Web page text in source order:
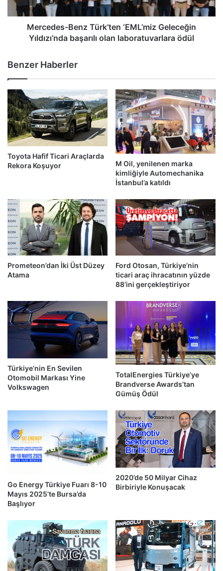
olan
laboratuvarlara
Mercedes-Benz Türk’ten ‘EML’miz Geleceğin
Yıldızı’nda başarılı olan laboratuvarlara ödül
Benzer Haberler
Toyota Hafif Ticari Araçlarda
Rekora Koşuyor
M Oil, yenilenen marka
kimliğiyle Automechanika
İstanbul’a katıldı
Prometeon’dan İki Üst Düzey
Atama
Ford Otosan, Türkiye’nin
ticari araç ihracatının yüzde
88’ini gerçekleştiriyor
Türkiye’nin En Sevilen
Otomobil Markası Yine
Volkswagen
TotalEnergies Türkiye’ye
Brandverse Awards’tan
Gümüş Ödül
Go Energy Türkiye Fuarı 8-10
Mayıs 2025’te Bursa’da
Başlıyor
2020’de 50 Milyar Cihaz
Birbiriyle Konuşacak